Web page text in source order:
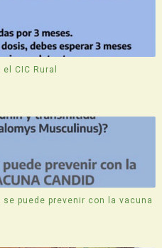
CIC Rural
puede prevenir con la vacuna